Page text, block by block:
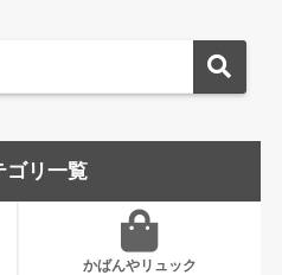
ゴリ一覧
かばんやリュック